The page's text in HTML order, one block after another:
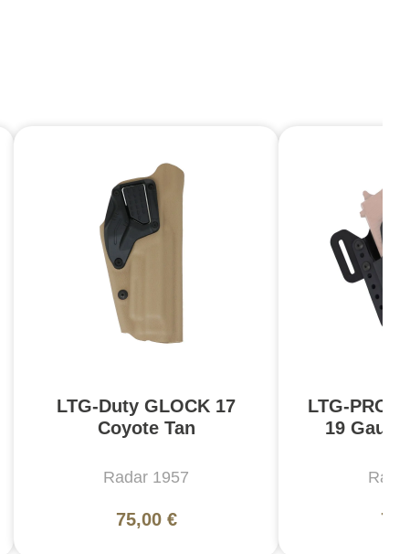
LTG-Duty GLOCK 17
Coyote Tan
Radar 1957
75,00 €
LTG-PRO
19